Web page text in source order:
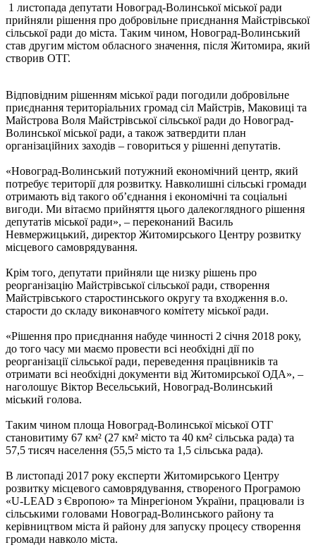
1 листопада депутати Новоград-Волинської міської ради
прийняли рішення про добровільне приєднання Майстрівської
сільської ради до міста. Таким чином, Новоград-Волинський
став другим містом обласного значення, після Житомира, який
створив ОТГ.
Відповідним рішенням міської ради погодили добровільне
приєднання територіальних громад сіл Майстрів, Маковиці та
Майстрова Воля Майстрівської сільської ради до Новоград-
Волинської міської ради, а також затвердити план
організаційних заходів – говориться у рішенні депутатів.
«Новоград-Волинський потужний економічний центр, який
потребує території для розвитку. Навколишні сільські громади
отримають від такого об’єднання і економічні та соціальні
вигоди. Ми вітаємо прийняття цього далекоглядного рішення
депутатів міської ради», – переконаний Василь
Невмержицький, директор Житомирського Центру розвитку
місцевого самоврядування.
Крім того, депутати прийняли ще низку рішень про
реорганізацію Майстрівської сільської ради, створення
Майстрівського старостинського округу та входження в.о.
старости до складу виконавчого комітету міської ради.
«Рішення про приєднання набуде чинності 2 січня 2018 року,
до того часу ми маємо провести всі необхідні дії по
реорганізації сільської ради, переведення працівників та
отримати всі необхідні документи від Житомирської ОДА», –
наголошує Віктор Весельський, Новоград-Волинський
міський голова.
Таким чином площа Новоград-Волинської міської ОТГ
становитиму 67 км² (27 км² місто та 40 км² сільська рада) та
57,5 тисяч населення (55,5 місто та 1,5 сільська рада).
В листопаді 2017 року експерти Житомирського Центру
розвитку місцевого самоврядування, створеного Програмою
«U-LEAD з Європою» та Мінрегіоном України, працювали із
сільськими головами Новоград-Волинського району та
керівництвом міста й району для запуску процесу створення
громади навколо міста.